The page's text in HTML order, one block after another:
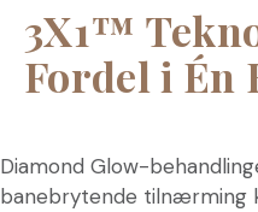
3X1™
Fordel i Én
Diamond Glow-
banebrytende tilnærming